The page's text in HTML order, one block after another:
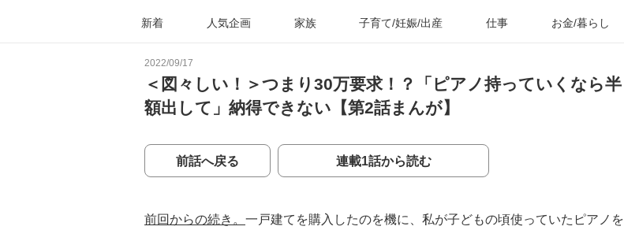
新着 人気企画 家族 子育て/妊娠/出産 仕事 お金/暮らし
2022/09/17
＜図々しい！＞つまり30万要求！？「ピアノ持っていくなら半
額出して」納得できない【第2話まんが】
前話へ戻る 連載1話から読む
前回からの続き。 一戸建てを購入したのを機に、私が子どもの頃使っていたピアノを